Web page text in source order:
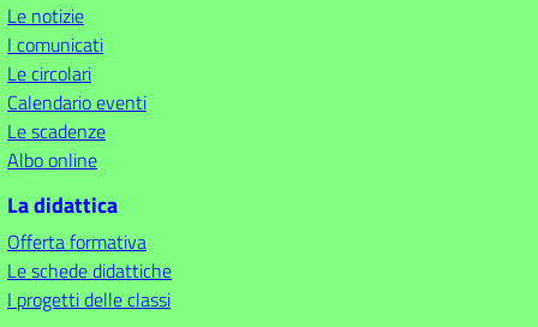
Le notizie
I comunicati
Le circolari
Calendario eventi
Le scadenze
Albo online
La didattica
Offerta formativa
Le schede didattiche
I progetti delle classi